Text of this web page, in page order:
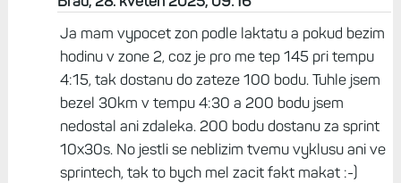
Ja mam vypocet zon podle laktatu a pokud bezim
hodinu v zone 2, coz je pro me tep 145 pri tempu
4:15, tak dostanu do zateze 100 bodu. Tuhle jsem
bezel 30km v tempu 4:30 a 200 bodu jsem
nedostal ani zdaleka. 200 bodu dostanu za sprint
10x30s. No jestli se neblizim tvemu vyklusu ani ve
sprintech, tak to bych mel zacit fakt makat :-)